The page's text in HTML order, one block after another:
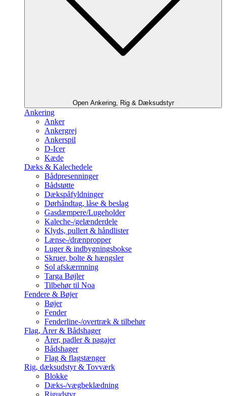
Open Ankering, Rig & Dæksudstyr
Ankering
Anker
Ankergrej
Ankerspil
D-Icer
Kæde
Dæks & Kalechedele
Bådpresenninger
Bådstøtte
Dækspåfyldninger
Dørhåndtag, låse & beslag
Gasdæmpere/Lugeholder
Kaleche-/gelænderdele
Klyds, pullert & håndlister
Lænse-/drænpropper
Luger & indbygningsbokse
Skruer, bolte & hængsler
Sol afskærmning
Targa Bøjler
Tilbehør til Noa
Fendere & Bøjer
Bøjer
Fender
Fenderline-/overtræk & tilbehør
Flag, Årer & Bådshager
Årer, padler & pagajer
Bådshager
Flag & flagstænger
Rig, dæksudstyr & Tovværk
Blokke
Dæks-/vægbeklædning
Rigudstyr